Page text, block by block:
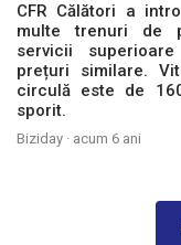
CFR Călători a
multe trenuri de
servicii
prețuri similare.
circulă este de
sporit.
Biziday · acum 6 ani